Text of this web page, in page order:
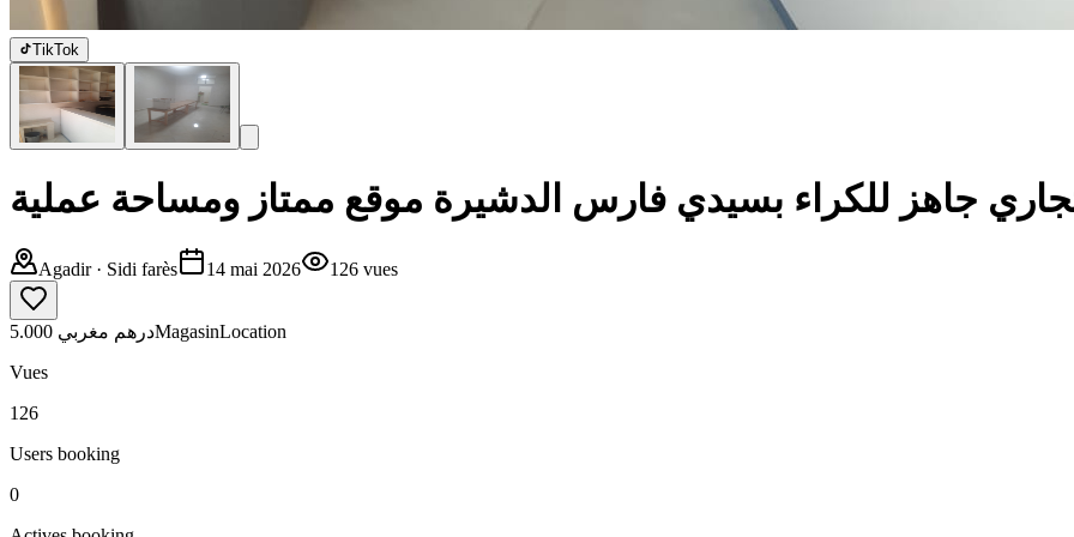
TikTok
جاهز للكراء بسيدي فارس الدشيرة موقع ممتاز ومساحة عملية
Agadir· Sidi farès 14 mai 2026 126 vues
5.000 درهم مغربيMagasinLocation
Vues
126
Users booking
0